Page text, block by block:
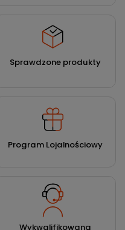
Sprawdzone produkty
Program Lojalnościowy
Wykwalifikowana